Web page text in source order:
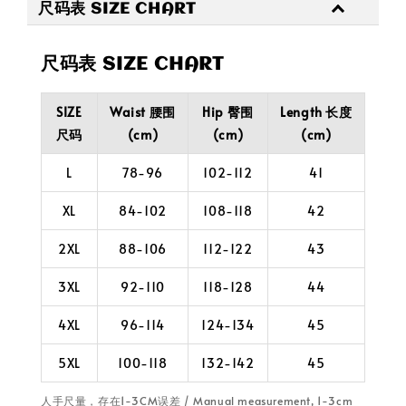
尺码表 SIZE CHART
尺码表 SIZE CHART
SIZE
尺码
Waist 腰围
(cm)
Hip 臀围
(cm)
Length 长度
(cm)
L 78-96 102-112 41
XL 84-102 108-118 42
2XL 88-106 112-122 43
3XL 92-110 118-128 44
4XL 96-114 124-134 45
5XL 100-118 132-142 45
人手尺量，存在1-3CM误差 / Manual measurement, 1-3cm